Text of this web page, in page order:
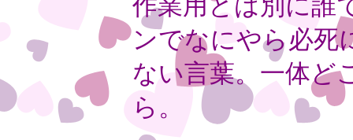
作業用とは別に誰
ンでなにやら必死
ない言葉。一体ど
ら。